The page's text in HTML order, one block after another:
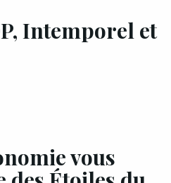
Intemporel et
vous